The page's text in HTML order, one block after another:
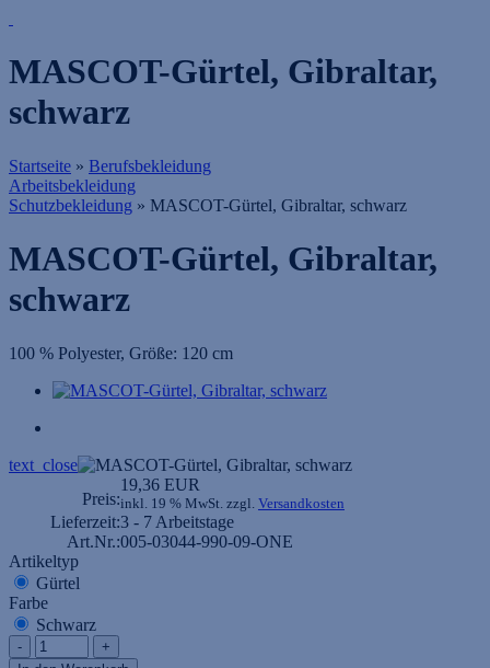
MASCOT-Gürtel, Gibraltar,
schwarz
Startseite » Berufsbekleidung
Arbeitsbekleidung
Schutzbekleidung » MASCOT-Gürtel, Gibraltar, schwarz
MASCOT-Gürtel, Gibraltar,
schwarz
100 % Polyester, Größe: 120 cm
text_close
Preis:
19,36 EUR
inkl. 19 % MwSt. zzgl. Versandkosten
Lieferzeit:3 - 7 Arbeitstage
Art.Nr.:005-03044-990-09-ONE
Artikeltyp
Gürtel
Farbe
Schwarz
- +